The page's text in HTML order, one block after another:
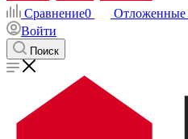
Сравнение0 Отложенные
Войти
Поиск